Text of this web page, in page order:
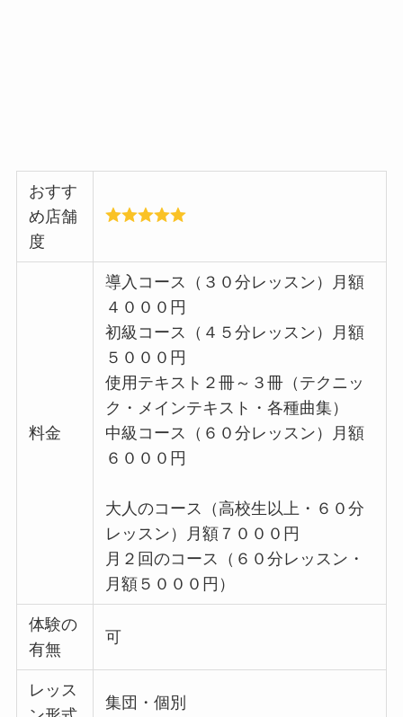
おすす
め店舗
度
料金
導入コース（３０分レッスン）月額
４０００円
初級コース（４５分レッスン）月額
５０００円
使用テキスト２冊～３冊（テクニッ
ク・メインテキスト・各種曲集）
中級コース（６０分レッスン）月額
６０００円
大人のコース（高校生以上・６０分
レッスン）月額７０００円
月２回のコース（６０分レッスン・
月額５０００円）
体験の
有無
可
レッス
集団・個別